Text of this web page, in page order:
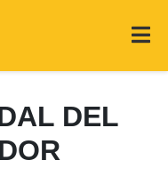
DEL